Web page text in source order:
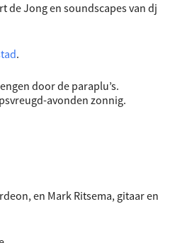
de Jong​ en soundscapes van dj
.
door de paraplu’s.
avonden zonnig.
en Mark Ritsema​, gitaar en